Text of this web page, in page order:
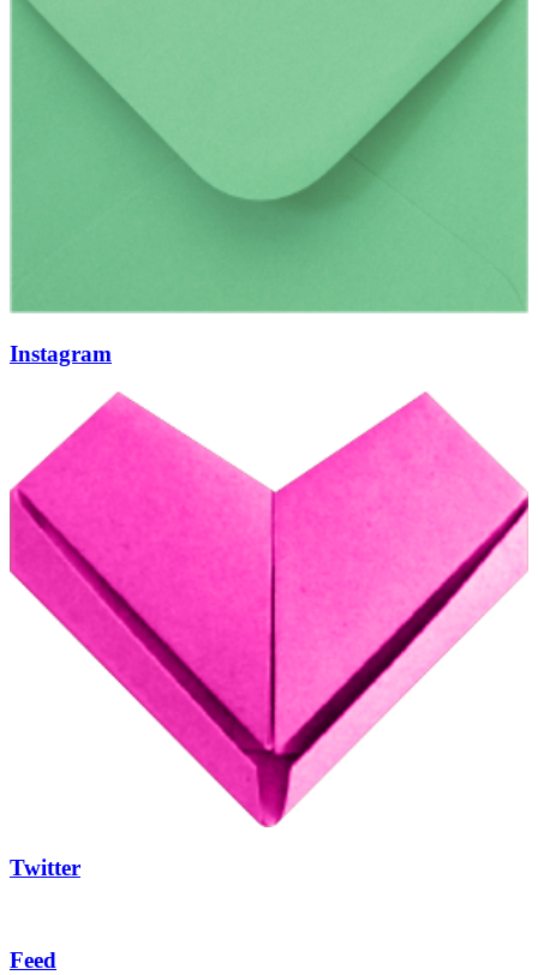
Instagram
Twitter
Feed